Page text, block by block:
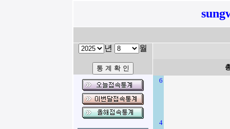
년 월
6
4